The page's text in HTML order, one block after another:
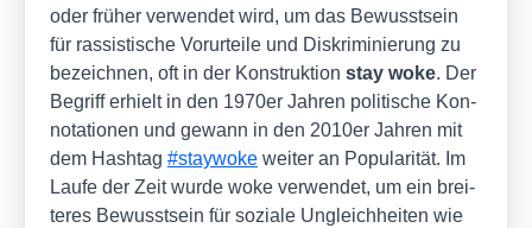
oder frü­her ver­wen­det wird, um das Bewusst­sein
für ras­sis­ti­sche Vor­ur­tei­le und Dis­kri­mi­nie­rung zu
bezeich­nen, oft in der Kon­struk­ti­onstay woke. Der
Begriff erhielt in den 1970er Jah­ren poli­ti­sche Kon­
no­ta­tio­nen und gewann in den 2010er Jah­ren mit
dem Hash­tag#stay­wo­ke wei­ter an Popu­la­ri­tät. Im
Lau­fe der Zeit wur­de woke ver­wen­det, um ein brei­
te­res Bewusst­sein für sozia­le Ungleich­hei­ten wie